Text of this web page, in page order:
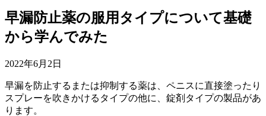
早漏防止薬の服用タイプについて基礎
から学んでみた
2022年6月2日
早漏を防止するまたは抑制する薬は、ペニスに直接塗ったり
スプレーを吹きかけるタイプの他に、錠剤タイプの製品があ
ります。